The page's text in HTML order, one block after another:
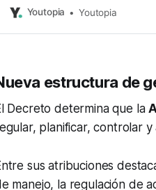
Youtopia Youtopia
estructura de
Decreto determina que la
planificar, controlar
sus atribuciones
manejo, la regulación de